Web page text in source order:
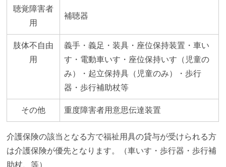
聴覚障害者
用
補聴器
肢体不自由
用
義手・義足・装具・座位保持装置・車い
す・電動車いす・座位保持いす（児童の
み）・起立保持具（児童のみ）・歩行
器・歩行補助杖等
その他 重度障害者用意思伝達装置
介護保険の該当となる方で福祉用具の貸与が受けられる方
は介護保険が優先となります。（車いす・歩行器・歩行補
助杖、等）